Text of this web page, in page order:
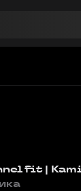
fit |